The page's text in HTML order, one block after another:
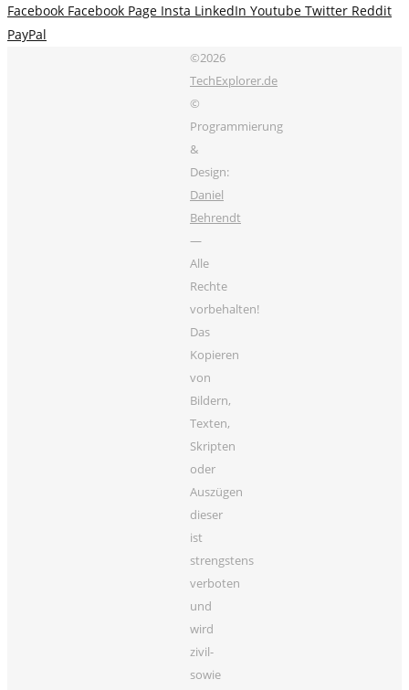
Facebook Facebook Page Insta LinkedIn Youtube Twitter Reddit
PayPal
©2026
TechExplorer.de
©
Programmierung
&
Design:
Daniel
Behrendt
—
Alle
Rechte
vorbehalten!
Das
Kopieren
von
Bildern,
Texten,
Skripten
oder
Auszügen
dieser
ist
strengstens
verboten
und
wird
zivil-
sowie